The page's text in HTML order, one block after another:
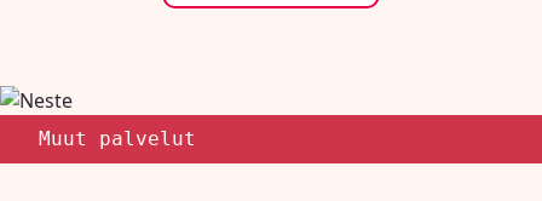
Muut palvelut